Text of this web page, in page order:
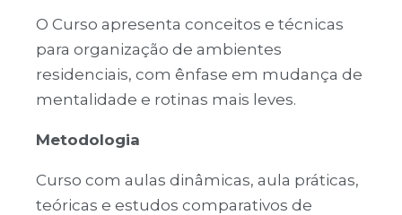
O Curso apresenta conceitos e técnicas
para organização de ambientes
residenciais, com ênfase em mudança de
mentalidade e rotinas mais leves.
Metodologia
Curso com aulas dinâmicas, aula práticas,
teóricas e estudos comparativos de